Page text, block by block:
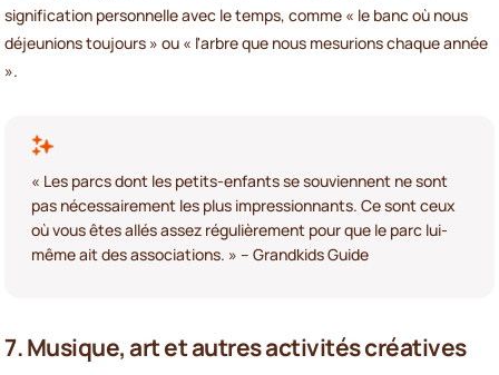
signification personnelle avec le temps, comme « le banc où nous
déjeunions toujours » ou « l'arbre que nous mesurions chaque année
».
« Les parcs dont les petits-enfants se souviennent ne sont
pas nécessairement les plus impressionnants. Ce sont ceux
où vous êtes allés assez régulièrement pour que le parc lui-
même ait des associations. » – Grandkids Guide
7. Musique, art et autres activités créatives